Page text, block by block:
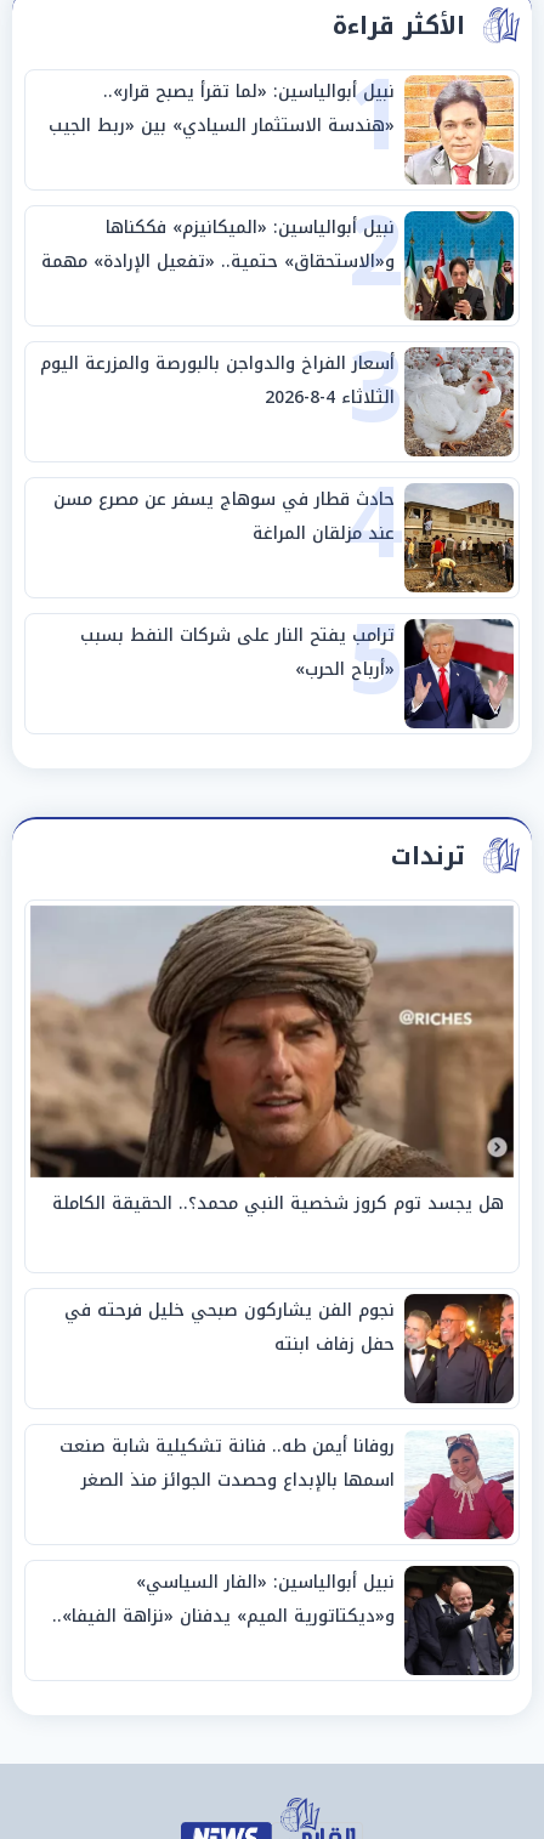
الأكثر قراءة
1
نبيل أبوالياسين: «لما تقرأ يصبح قرار»..
«هندسة الاستثمار السيادي» بين «ربط الجيب
بالوطن» و«سيادة الكلمة»
2
نبيل أبوالياسين: «الميكانيزم» فككناها
و«الاستحقاق» حتمية.. «تفعيل الإرادة» مهمة
الجامعة العربية
3
أسعار الفراخ والدواجن بالبورصة والمزرعة اليوم
الثلاثاء 4-8-2026
4
حادث قطار في سوهاج يسفر عن مصرع مسن
عند مزلقان المراغة
5
ترامب يفتح النار على شركات النفط بسبب
«أرباح الحرب»
ترندات
هل يجسد توم كروز شخصية النبي محمد؟.. الحقيقة الكاملة
نجوم الفن يشاركون صبحي خليل فرحته في
حفل زفاف ابنته
روفانا أيمن طه.. فنانة تشكيلية شابة صنعت
اسمها بالإبداع وحصدت الجوائز منذ الصغر
نبيل أبوالياسين: «الفار السياسي»
و«ديكتاتورية الميم» يدفنان «نزاهة الفيفا»..